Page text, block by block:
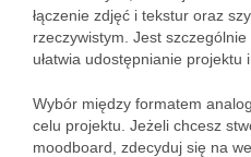
łączenie zdjęć i tekstur oraz
rzeczywistym. Jest
ułatwia udostępnianie projektu
Wybór między formatem
celu projektu. Jeżeli chcesz
moodboard, zdecyduj się na